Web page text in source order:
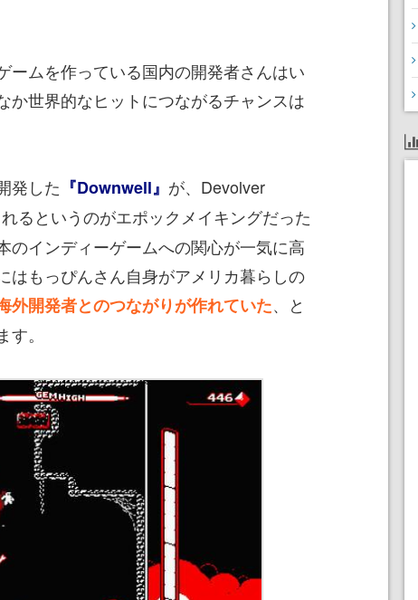
ームを作っている国内の開発者さんはい
か世界的なヒットにつながるチャンスは
発した 『Downwell』 が、Devolver
るというのがエポックメイキングだった
のインディーゲームへの関心が一気に高
はもっぴんさん自身がアメリカ暮らしの
外開発者とのつながりが作れていた、と
。